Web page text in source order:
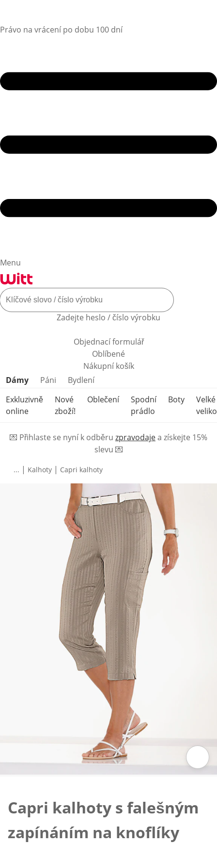
Právo na vrácení po dobu 100 dní
Menu
Zadejte heslo / číslo výrobku
Objednací formulář
Oblíbené
Nákupní košík
Přeskočit kategorie produktů
Dámy Páni
Bydlení
Exkluzivně
online
Nové
zboží!
Oblečení
Spodní
prádlo
Boty
Velké
💌 Přihlaste se nyní k odběru zpravodajea získejte 15%
slevu 💌
... | Kalhoty | Capri kalhoty
Capri kalhoty s falešným
zapínáním na knoflíky